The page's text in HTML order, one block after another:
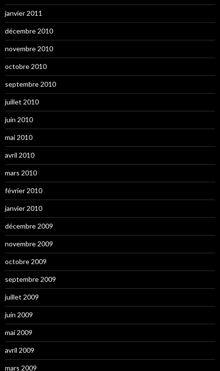
janvier 2011
décembre 2010
novembre 2010
octobre 2010
septembre 2010
juillet 2010
juin 2010
mai 2010
avril 2010
mars 2010
février 2010
janvier 2010
décembre 2009
novembre 2009
octobre 2009
septembre 2009
juillet 2009
juin 2009
mai 2009
avril 2009
mars 2009